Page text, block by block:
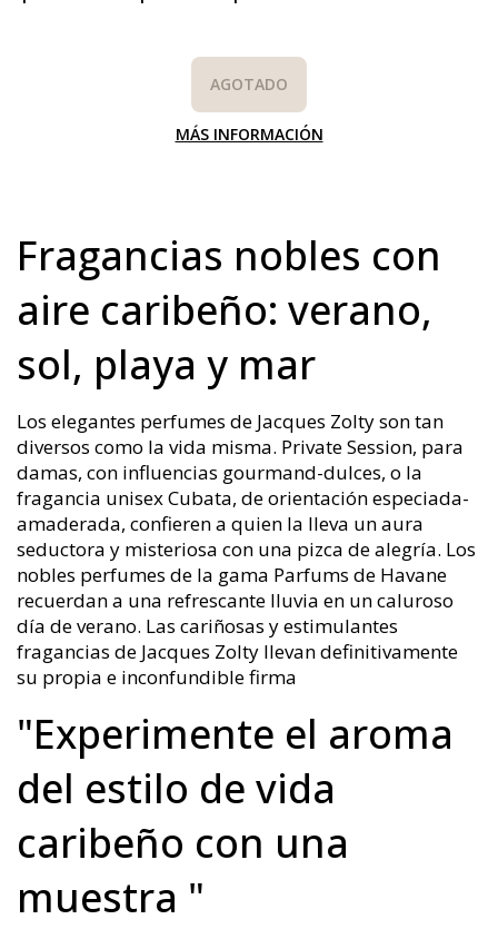
AGOTADO
MÁS INFORMACIÓN
Fragancias nobles con
aire caribeño: verano,
sol, playa y mar
Los elegantes perfumes de Jacques Zolty son tan
diversos como la vida misma. Private Session, para
damas, con influencias gourmand-dulces, o la
fragancia unisex Cubata, de orientación especiada-
amaderada, confieren a quien la lleva un aura
seductora y misteriosa con una pizca de alegría. Los
nobles perfumes de la gama Parfums de Havane
recuerdan a una refrescante lluvia en un caluroso
día de verano. Las cariñosas y estimulantes
fragancias de Jacques Zolty llevan definitivamente
su propia e inconfundible firma
"Experimente el aroma
del estilo de vida
caribeño con una
muestra "